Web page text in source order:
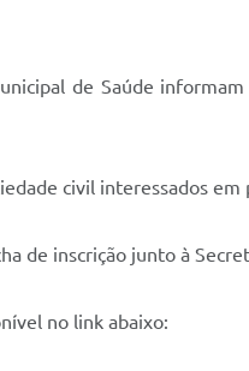
de Saúde
civil interessados
de inscrição junto à
no link abaixo: